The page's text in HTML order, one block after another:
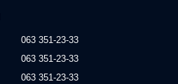
063 351-23-33
063 351-23-33
063 351-23-33